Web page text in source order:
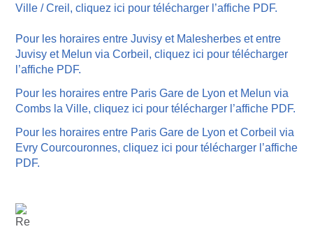
Ville / Creil, cliquez ici pour télécharger l’affiche PDF.
Pour les horaires entre Juvisy et Malesherbes et entre
Juvisy et Melun via Corbeil, cliquez ici pour télécharger
l’affiche PDF.
Pour les horaires entre Paris Gare de Lyon et Melun via
Combs la Ville, cliquez ici pour télécharger l’affiche PDF.
Pour les horaires entre Paris Gare de Lyon et Corbeil via
Evry Courcouronnes, cliquez ici pour télécharger l’affiche
PDF.